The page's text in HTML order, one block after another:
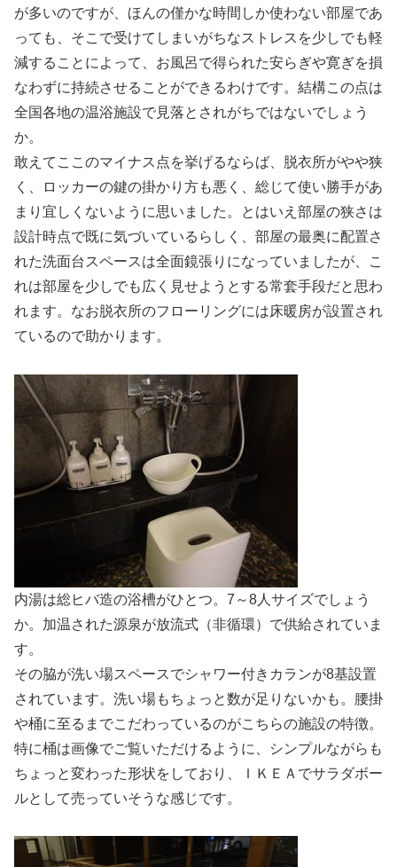
が多いのですが、ほんの僅かな時間しか使わない部屋であ
っても、そこで受けてしまいがちなストレスを少しでも軽
減することによって、お風呂で得られた安らぎや寛ぎを損
なわずに持続させることができるわけです。結構この点は
全国各地の温浴施設で見落とされがちではないでしょう
か。
敢えてここのマイナス点を挙げるならば、脱衣所がやや狭
く、ロッカーの鍵の掛かり方も悪く、総じて使い勝手があ
まり宜しくないように思いました。とはいえ部屋の狭さは
設計時点で既に気づいているらしく、部屋の最奥に配置さ
れた洗面台スペースは全面鏡張りになっていましたが、こ
れは部屋を少しでも広く見せようとする常套手段だと思わ
れます。なお脱衣所のフローリングには床暖房が設置され
ているので助かります。
内湯は総ヒバ造の浴槽がひとつ。7～8人サイズでしょう
か。加温された源泉が放流式（非循環）で供給されていま
す。
その脇が洗い場スペースでシャワー付きカランが8基設置
されています。洗い場もちょっと数が足りないかも。腰掛
や桶に至るまでこだわっているのがこちらの施設の特徴。
特に桶は画像でご覧いただけるように、シンプルながらも
ちょっと変わった形状をしており、ＩＫＥＡでサラダボー
ルとして売っていそうな感じです。